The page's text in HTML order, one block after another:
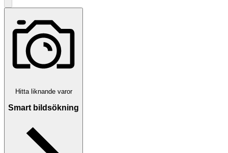
Hitta liknande varor
Smart bildsökning